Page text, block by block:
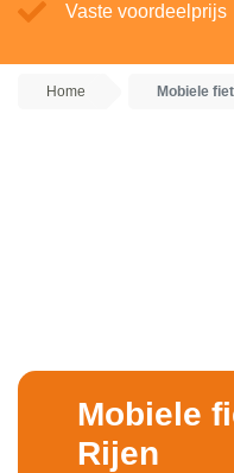
Vaste voordeelprijs
Home Mobiele
Mobiele
Rijen